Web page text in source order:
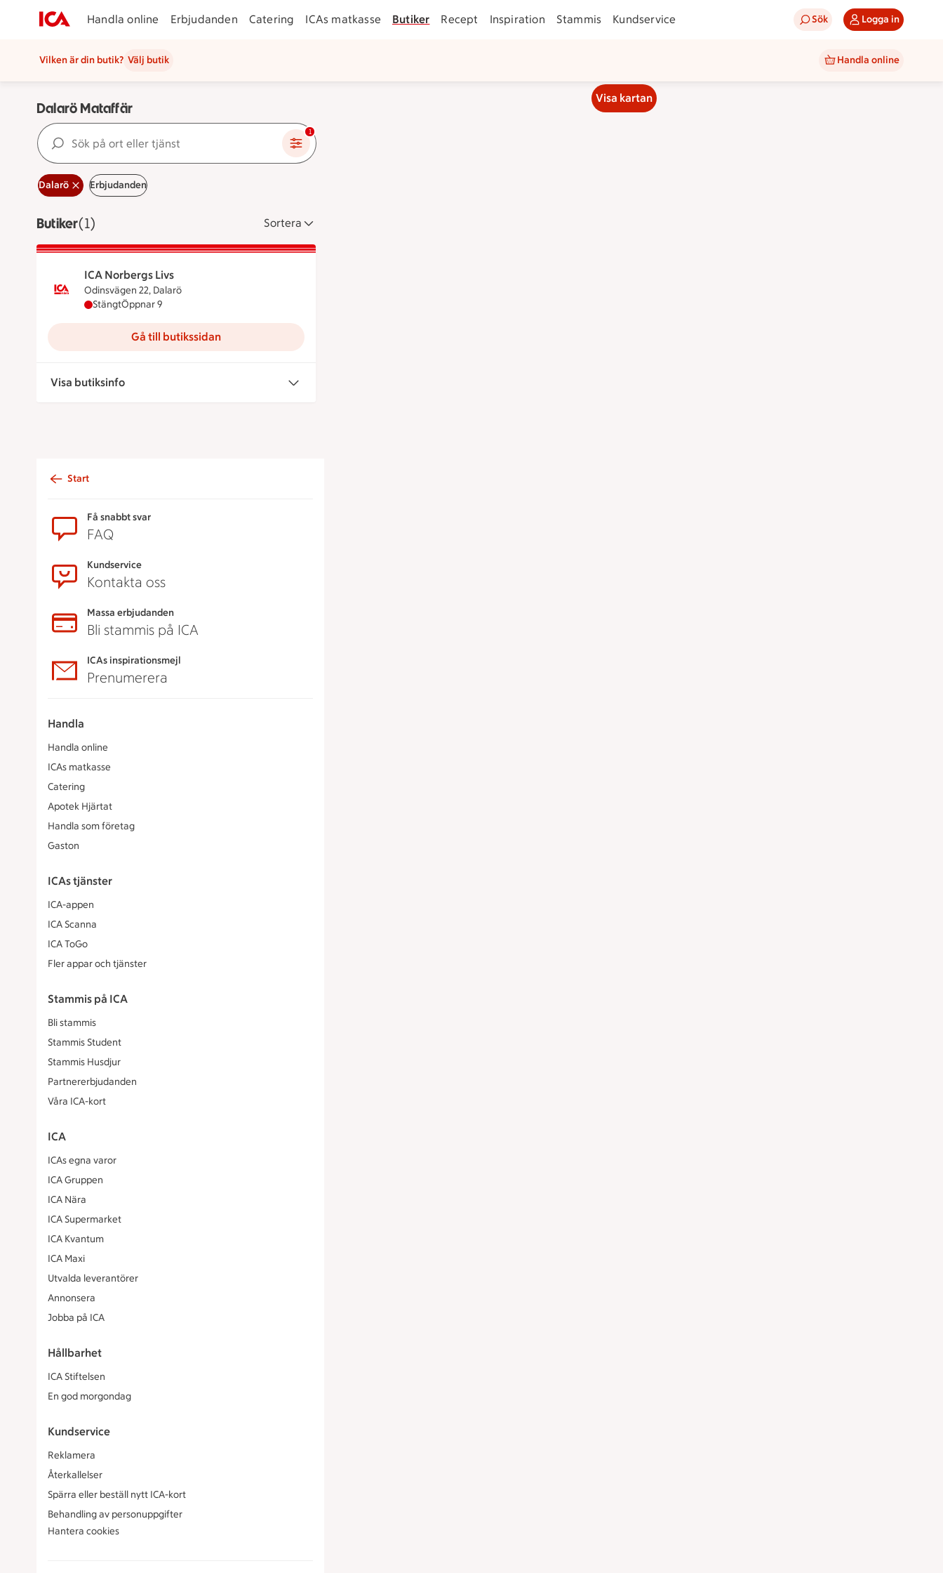
Handla online Erbjudanden Catering ICAs matkasse Butiker Recept Inspiration Stammis Kundservice Sök Logga in
Vilken är din butik? Välj butik Handla online
Dalarö Mataffär
Sök på ort eller tjänst 1
Dalarö Erbjudanden
ButikerVisar 1 stycken
(1) Sortera
ICA Norbergs Livs
Odinsvägen 22, Dalarö
ICA Norbergs Livs har stängt, öppnar klockan 9
StängtÖppnar 9
Gå till butikssidan
Visa butiksinfo
Start
Få snabbt svar
FAQ
Kundservice
Kontakta oss
Massa erbjudanden
Bli stammis på ICA
ICAs inspirationsmejl
Prenumerera
Handla
Handla online
ICAs matkasse
Catering
Apotek Hjärtat
Handla som företag
Gaston
ICAs tjänster
ICA-appen
ICA Scanna
ICA ToGo
Fler appar och tjänster
Stammis på ICA
Bli stammis
Stammis Student
Stammis Husdjur
Partnererbjudanden
Våra ICA-kort
ICA
ICAs egna varor
ICA Gruppen
ICA Nära
ICA Supermarket
ICA Kvantum
ICA Maxi
Utvalda leverantörer
Annonsera
Jobba på ICA
Hållbarhet
ICA Stiftelsen
En god morgondag
Kundservice
Reklamera
Återkallelser
Spärra eller beställ nytt ICA-kort
Behandling av personuppgifter
Hantera cookies
Visa kartan